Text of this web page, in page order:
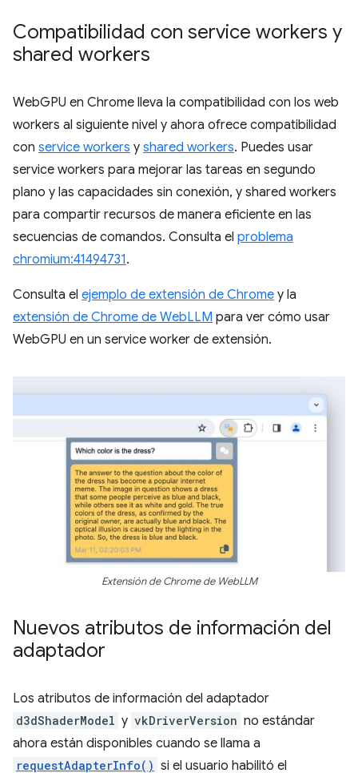
Compatibilidad con service workers y
shared workers
WebGPU en Chrome lleva la compatibilidad con los web
workers al siguiente nivel y ahora ofrece compatibilidad
con service workers y shared workers. Puedes usar
service workers para mejorar las tareas en segundo
plano y las capacidades sin conexión, y shared workers
para compartir recursos de manera eficiente en las
secuencias de comandos. Consulta el problema
chromium:41494731.
Consulta el ejemplo de extensión de Chrome y la
extensión de Chrome de WebLLM para ver cómo usar
WebGPU en un service worker de extensión.
Extensión de Chrome de WebLLM
Nuevos atributos de información del
adaptador
Los atributos de información del adaptador
d3dShaderModel y vkDriverVersion no estándar
ahora están disponibles cuando se llama a
requestAdapterInfo() si el usuario habilitó el